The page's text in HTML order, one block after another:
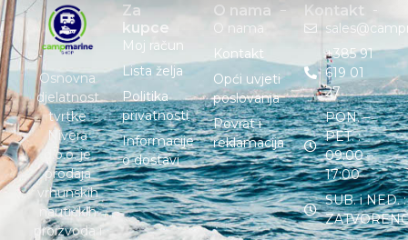
Osnovna
djelatnost
tvrtke
Nivera
d.o.o. je
prodaja
vrhunskih
nautičkih
proizvoda i
Za
kupce
Moj račun
Lista želja
Politika
privatnosti
Informacije
o dostavi
O nama
O nama
Kontakt
Opći uvjeti
poslovanja
Povrat i
reklamacija
Kontakt
+385 91
619 01
27
PON. –
PET. :
09:00 –
17:00
SUB. i NED. :